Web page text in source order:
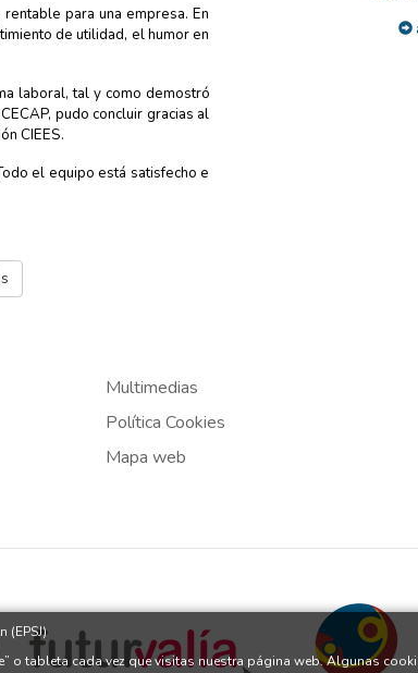
para una empresa. En
de utilidad, el humor en
laboral, tal y como demostró
pudo concluir gracias al
CIEES.
el equipo está satisfecho e
Multimedias
Política Cookies
Mapa web
o tableta cada vez que visitas nuestra página web. Algunas